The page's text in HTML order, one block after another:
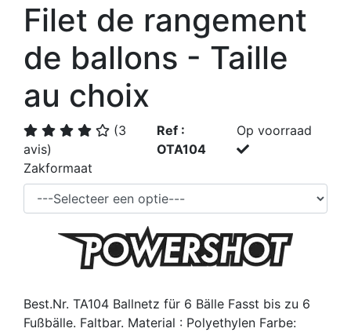
Filet de rangement
de ballons - Taille
au choix
(3
avis)
Ref :
OTA104
Op voorraad
Zakformaat
Best.Nr. TA104 Ballnetz für 6 Bälle Fasst bis zu 6
Fußbälle. Faltbar. Material : Polyethylen Farbe: